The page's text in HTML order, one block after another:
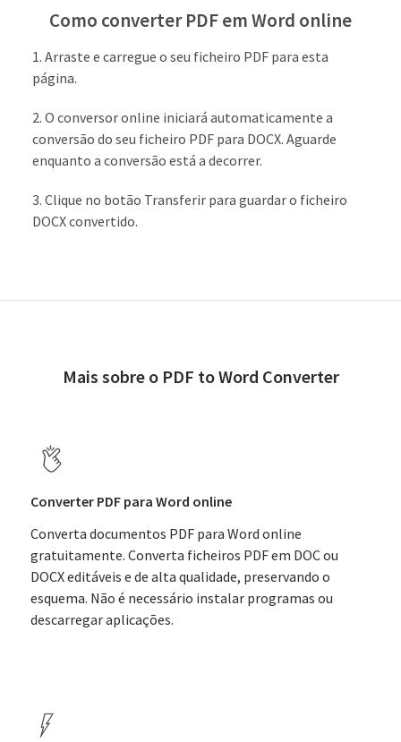
Como converter PDF em Word online
Arraste e carregue o seu ficheiro PDF para esta
página.
O conversor online iniciará automaticamente a
conversão do seu ficheiro PDF para DOCX. Aguarde
enquanto a conversão está a decorrer.
Clique no botão Transferir para guardar o ficheiro
DOCX convertido.
Mais sobre o PDF to Word Converter
Converter PDF para Word online
Converta documentos PDF para Word online
gratuitamente. Converta ficheiros PDF em DOC ou
DOCX editáveis e de alta qualidade, preservando o
esquema. Não é necessário instalar programas ou
descarregar aplicações.